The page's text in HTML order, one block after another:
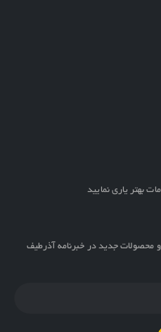
بهتر یاری نمایید
و محصولات جدید در خبرنامه آذرطیف